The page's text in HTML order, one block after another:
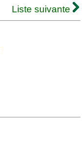
Liste suivante